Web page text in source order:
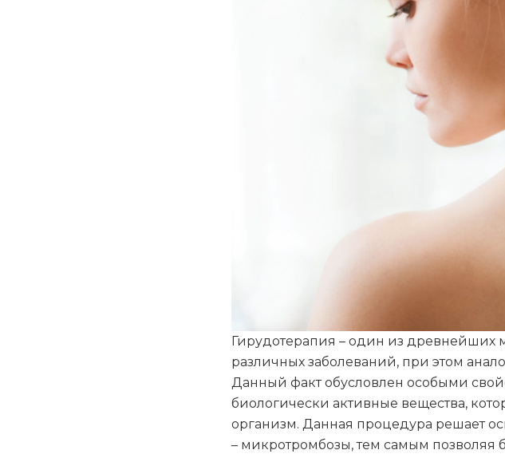
Гирудотерапия – один из
различных заболеваний, при этом
Данный факт обусловлен особыми
биологически активные вещества,
организм. Данная процедура решает
– микротромбозы, тем самым позволяя